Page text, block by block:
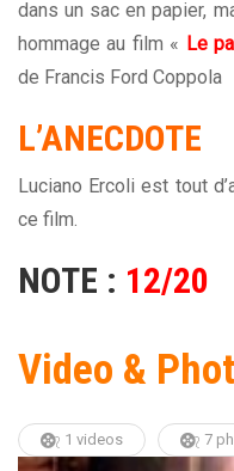
dans un sac en papier,
hommage au film « Le
de Francis Ford Coppola
L’ANECDOTE
Luciano Ercoli est tout
ce film.
NOTE : 12/20
Video &
1 videos 7